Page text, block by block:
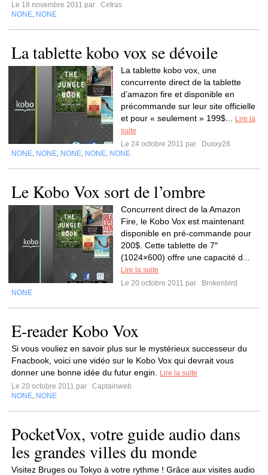
Le 18 novembre 2011 par
Cetras
NONE NONE
La tablette kobo vox se dévoile
La tablette kobo vox, une
concurrente direct de la tablette
d’amazon fire et disponible en
précommande sur leur site officielle
et pour « seulement » 199$...
Lire la
suite
Le 24 octobre 2011 par
Duxxy28
NONE NONE NONE NONE NONE
Le Kobo Vox sort de l’ombre
Concurrent direct de la Amazon
Fire, le Kobo Vox est maintenant
disponible en pré-commande pour
200$. Cette tablette de 7″
(1024×600) offre une capacité d...
Lire la suite
Le 20 octobre 2011 par
Brokenbird
NONE
E-reader Kobo Vox
Si vous vouliez en savoir plus sur le mystérieux successeur du
Fnacbook, voici une vidéo sur le Kobo Vox qui devrait vous
donner une bonne idée du futur engin.
Lire la suite
Le 20 octobre 2011 par
Captainweb
NONE NONE
PocketVox, votre guide audio dans
les grandes villes du monde
Visitez Bruges ou Tokyo à votre rythme ! Grâce aux visites audio